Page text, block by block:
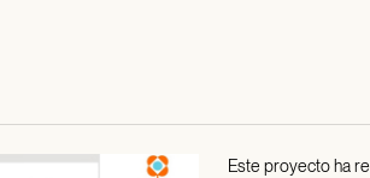
Este proyecto ha